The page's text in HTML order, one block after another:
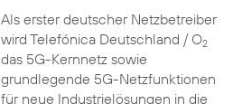
Als erster deutscher Netzbetreiber
wird Telefónica Deutschland / O2
das 5G-Kernnetz sowie
grundlegende 5G-Netzfunktionen
für neue Industrielösungen in die